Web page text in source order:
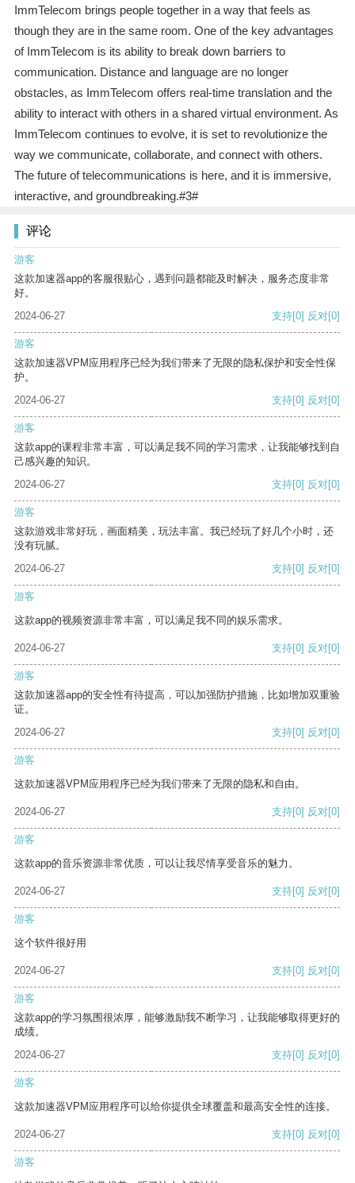
ImmTelecom brings people together in a way that feels as
though they are in the same room. One of the key advantages
of ImmTelecom is its ability to break down barriers to
communication. Distance and language are no longer
obstacles, as ImmTelecom offers real-time translation and the
ability to interact with others in a shared virtual environment. As
ImmTelecom continues to evolve, it is set to revolutionize the
way we communicate, collaborate, and connect with others.
The future of telecommunications is here, and it is immersive,
interactive, and groundbreaking.#3#
评论
游客
这款加速器app的客服很贴心，遇到问题都能及时解决，服务态度非常
好。
2024-06-27
支持[0] 反对[0]
游客
这款加速器VPM应用程序已经为我们带来了无限的隐私保护和安全性保
护。
2024-06-27
支持[0] 反对[0]
游客
这款app的课程非常丰富，可以满足我不同的学习需求，让我能够找到自
己感兴趣的知识。
2024-06-27
支持[0] 反对[0]
游客
这款游戏非常好玩，画面精美，玩法丰富。我已经玩了好几个小时，还
没有玩腻。
2024-06-27
支持[0] 反对[0]
游客
这款app的视频资源非常丰富，可以满足我不同的娱乐需求。
2024-06-27 支持[0] 反对[0]
游客
这款加速器app的安全性有待提高，可以加强防护措施，比如增加双重验
证。
2024-06-27
支持[0] 反对[0]
游客
这款加速器VPM应用程序已经为我们带来了无限的隐私和自由。
2024-06-27 支持[0] 反对[0]
游客
这款app的音乐资源非常优质，可以让我尽情享受音乐的魅力。
2024-06-27 支持[0] 反对[0]
游客
这个软件很好用
2024-06-27 支持[0] 反对[0]
游客
这款app的学习氛围很浓厚，能够激励我不断学习，让我能够取得更好的
成绩。
2024-06-27
支持[0] 反对[0]
游客
这款加速器VPM应用程序可以给你提供全球覆盖和最高安全性的连接。
2024-06-27 支持[0] 反对[0]
游客